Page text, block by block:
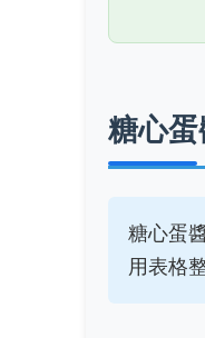
糖心
糖心蛋
用表格